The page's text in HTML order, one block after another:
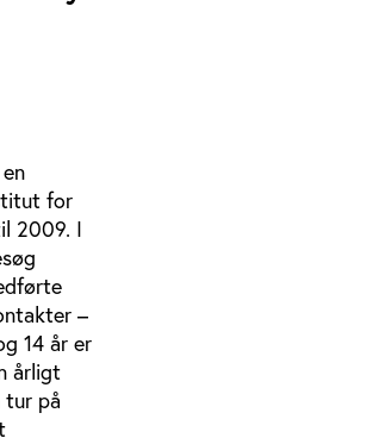
for
2009. I
–
14 år er
årligt
på